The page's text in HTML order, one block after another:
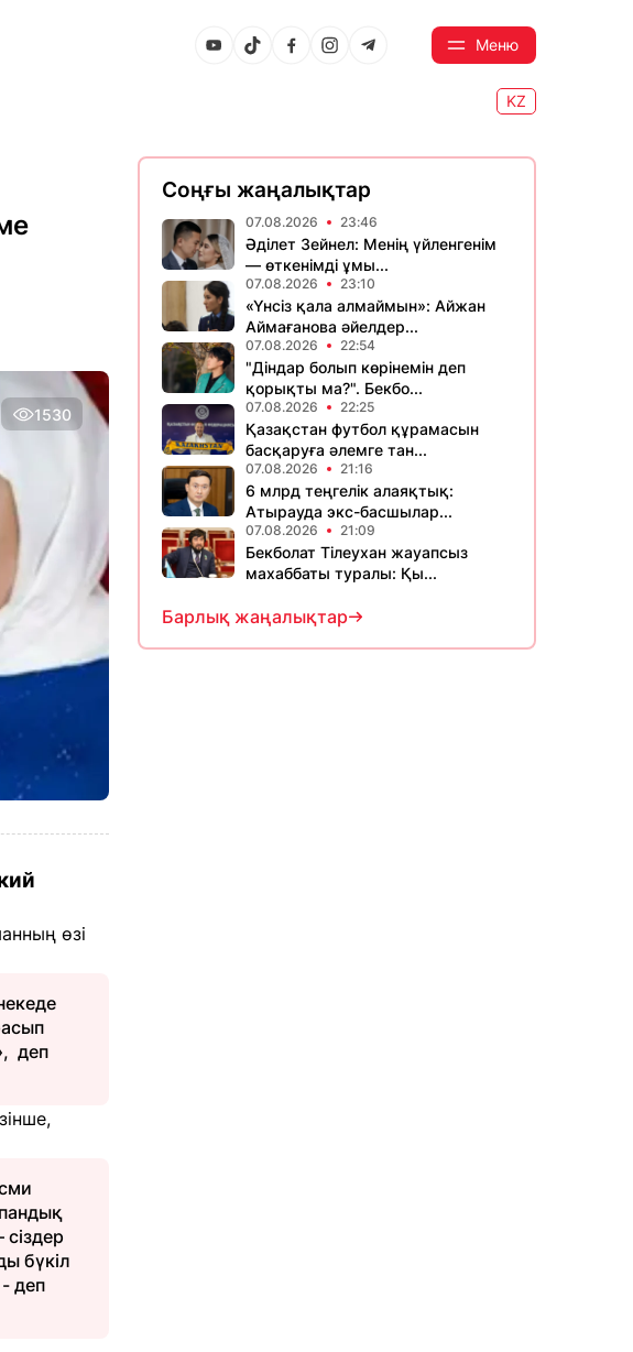
Меню
KZ
1530
өзі
деп
бүкіл
деп
Соңғы жаңалықтар
07.08.2026 23:46
Әділет Зейнел: Менің үйленгенім
— өткенімді ұмы...
07.08.2026 23:10
«Үнсіз қала алмаймын»: Айжан
Аймағанова әйелдер...
07.08.2026 22:54
"Діндар болып көрінемін деп
қорықты ма?". Бекбо...
07.08.2026 22:25
Қазақстан футбол құрамасын
басқаруға әлемге тан...
07.08.2026 21:16
6 млрд теңгелік алаяқтық:
Атырауда экс-басшылар...
07.08.2026 21:09
Бекболат Тілеухан жауапсыз
махаббаты туралы: Қы...
Барлық жаңалықтар